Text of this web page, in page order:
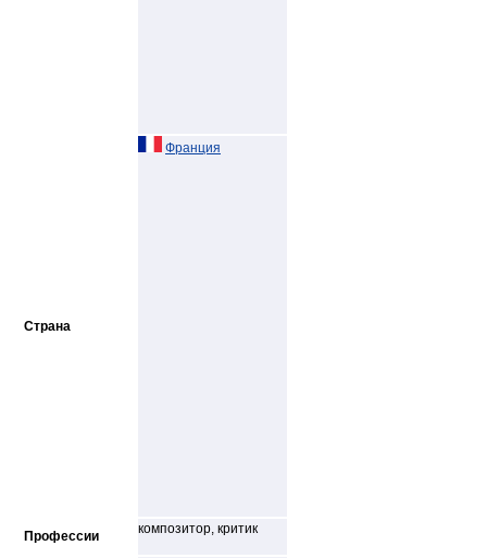
Страна
Франция
Профессии композитор, критик